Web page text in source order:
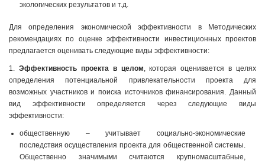
экологических результатов и т.д.
Для определения экономической эффективности в Методических
рекомендациях по оценке эффективности инвестиционных проектов
предлагается оценивать следующие виды эффективности:
1. Эффективность проекта в целом, которая оценивается в целях
определения потенциальной привлекательности проекта для
возможных участников и поиска источников финансирования. Данный
вид эффективности определяется через следующие виды
эффективности:
общественную – учитывает социально-экономические
последствия осуществления проекта для общественной системы.
Общественно значимыми считаются крупномасштабные,